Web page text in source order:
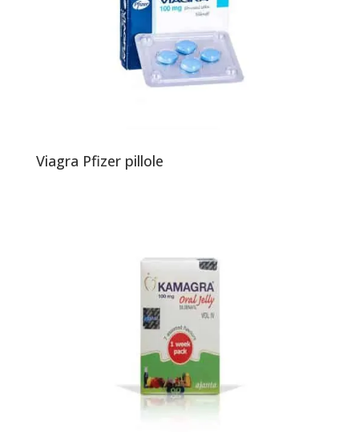
Viagra Pfizer pillole